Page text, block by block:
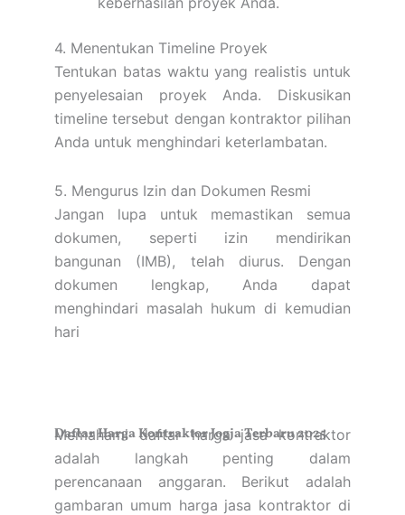
4. Menentukan Timeline Proyek
Tentukan batas waktu yang realistis untuk
penyelesaian proyek Anda. Diskusikan
timeline tersebut dengan kontraktor pilihan
Anda untuk menghindari keterlambatan.
5. Mengurus Izin dan Dokumen Resmi
Jangan lupa untuk memastikan semua
dokumen, seperti izin mendirikan
bangunan (IMB), telah diurus. Dengan
dokumen lengkap, Anda dapat
menghindari masalah hukum di kemudian
hari
Daftar Harga Kontraktor Jogja Terbaru 2025
Memahami daftar harga jasa kontraktor
adalah langkah penting dalam
perencanaan anggaran. Berikut adalah
gambaran umum harga jasa kontraktor di